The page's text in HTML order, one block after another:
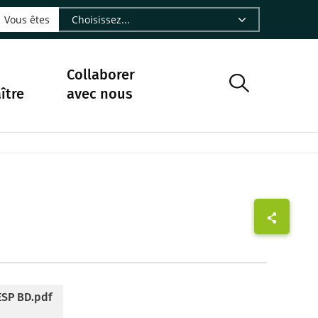
- CIRAD
Facebook - CIRAD
sur Instagram - CIRAD
sur Youtube - CIRAD
suivre sur Bluesky - CIRAD
Nourrir le vivant, le podcast du Cirad - CIRAD
Nous contacter par courriel - CIRAD
la page Flux RSS - CIRAD
Vous êtes
Collaborer
avec nous
BD.pdf